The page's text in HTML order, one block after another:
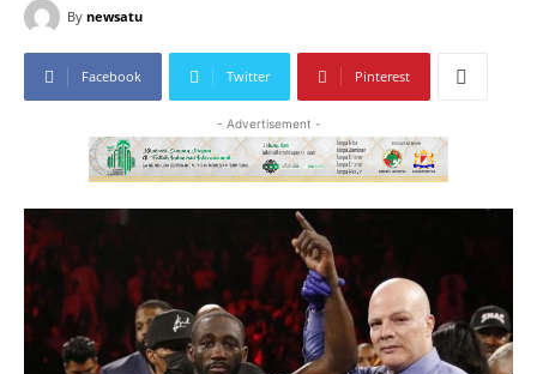
By newsatu
Facebook Twitter Pinterest
- Advertisement -